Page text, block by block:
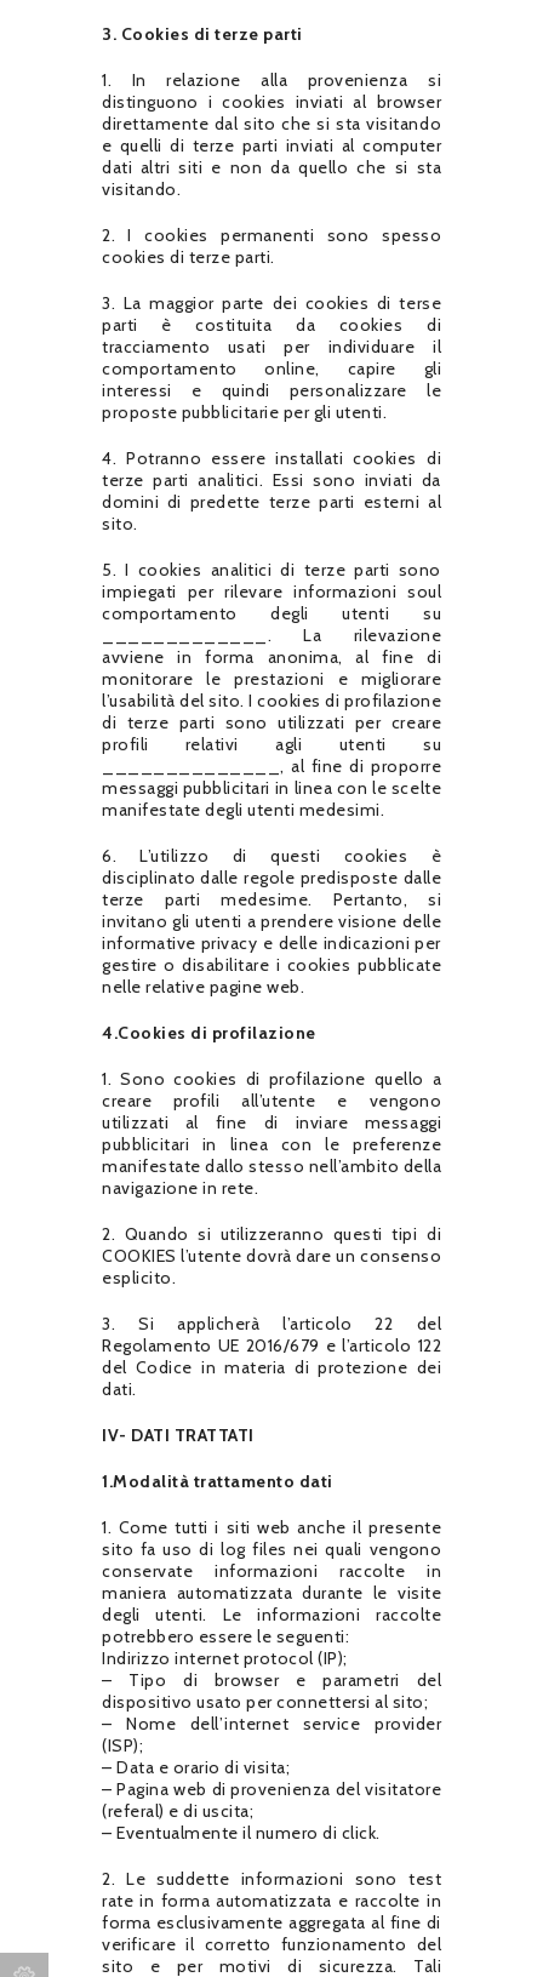
3. Cookies di terze parti
1. In relazione alla provenienza si
distinguono i cookies inviati al browser
direttamente dal sito che si sta visitando
e quelli di terze parti inviati al computer
dati altri siti e non da quello che si sta
visitando.
2. I cookies permanenti sono spesso
cookies di terze parti.
3. La maggior parte dei cookies di terse
parti è costituita da cookies di
tracciamento usati per individuare il
comportamento online, capire gli
interessi e quindi personalizzare le
proposte pubblicitarie per gli utenti.
4. Potranno essere installati cookies di
terze parti analitici. Essi sono inviati da
domini di predette terze parti esterni al
sito.
5. I cookies analitici di terze parti sono
impiegati per rilevare informazioni soul
comportamento degli utenti su
_____________. La rilevazione
avviene in forma anonima, al fine di
monitorare le prestazioni e migliorare
l’usabilità del sito. I cookies di profilazione
di terze parti sono utilizzati per creare
profili relativi agli utenti su
______________, al fine di proporre
messaggi pubblicitari in linea con le scelte
manifestate degli utenti medesimi.
6. L’utilizzo di questi cookies è
disciplinato dalle regole predisposte dalle
terze parti medesime. Pertanto, si
invitano gli utenti a prendere visione delle
informative privacy e delle indicazioni per
gestire o disabilitare i cookies pubblicate
nelle relative pagine web.
4.Cookies di profilazione
1. Sono cookies di profilazione quello a
creare profili all’utente e vengono
utilizzati al fine di inviare messaggi
pubblicitari in linea con le preferenze
manifestate dallo stesso nell’ambito della
navigazione in rete.
2. Quando si utilizzeranno questi tipi di
COOKIES l’utente dovrà dare un consenso
esplicito.
3. Si applicherà l’articolo 22 del
Regolamento UE 2016/679 e l’articolo 122
del Codice in materia di protezione dei
dati.
IV- DATI TRATTATI
1.Modalità trattamento dati
1. Come tutti i siti web anche il presente
sito fa uso di log files nei quali vengono
conservate informazioni raccolte in
maniera automatizzata durante le visite
degli utenti. Le informazioni raccolte
potrebbero essere le seguenti:
Indirizzo internet protocol (IP);
– Tipo di browser e parametri del
dispositivo usato per connettersi al sito;
– Nome dell’internet service provider
(ISP);
– Data e orario di visita;
– Pagina web di provenienza del visitatore
(referal) e di uscita;
– Eventualmente il numero di click.
2. Le suddette informazioni sono test
rate in forma automatizzata e raccolte in
forma esclusivamente aggregata al fine di
verificare il corretto funzionamento del
sito e per motivi di sicurezza. Tali